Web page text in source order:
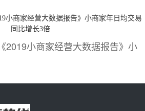
2019小商家经营大数据报告》小